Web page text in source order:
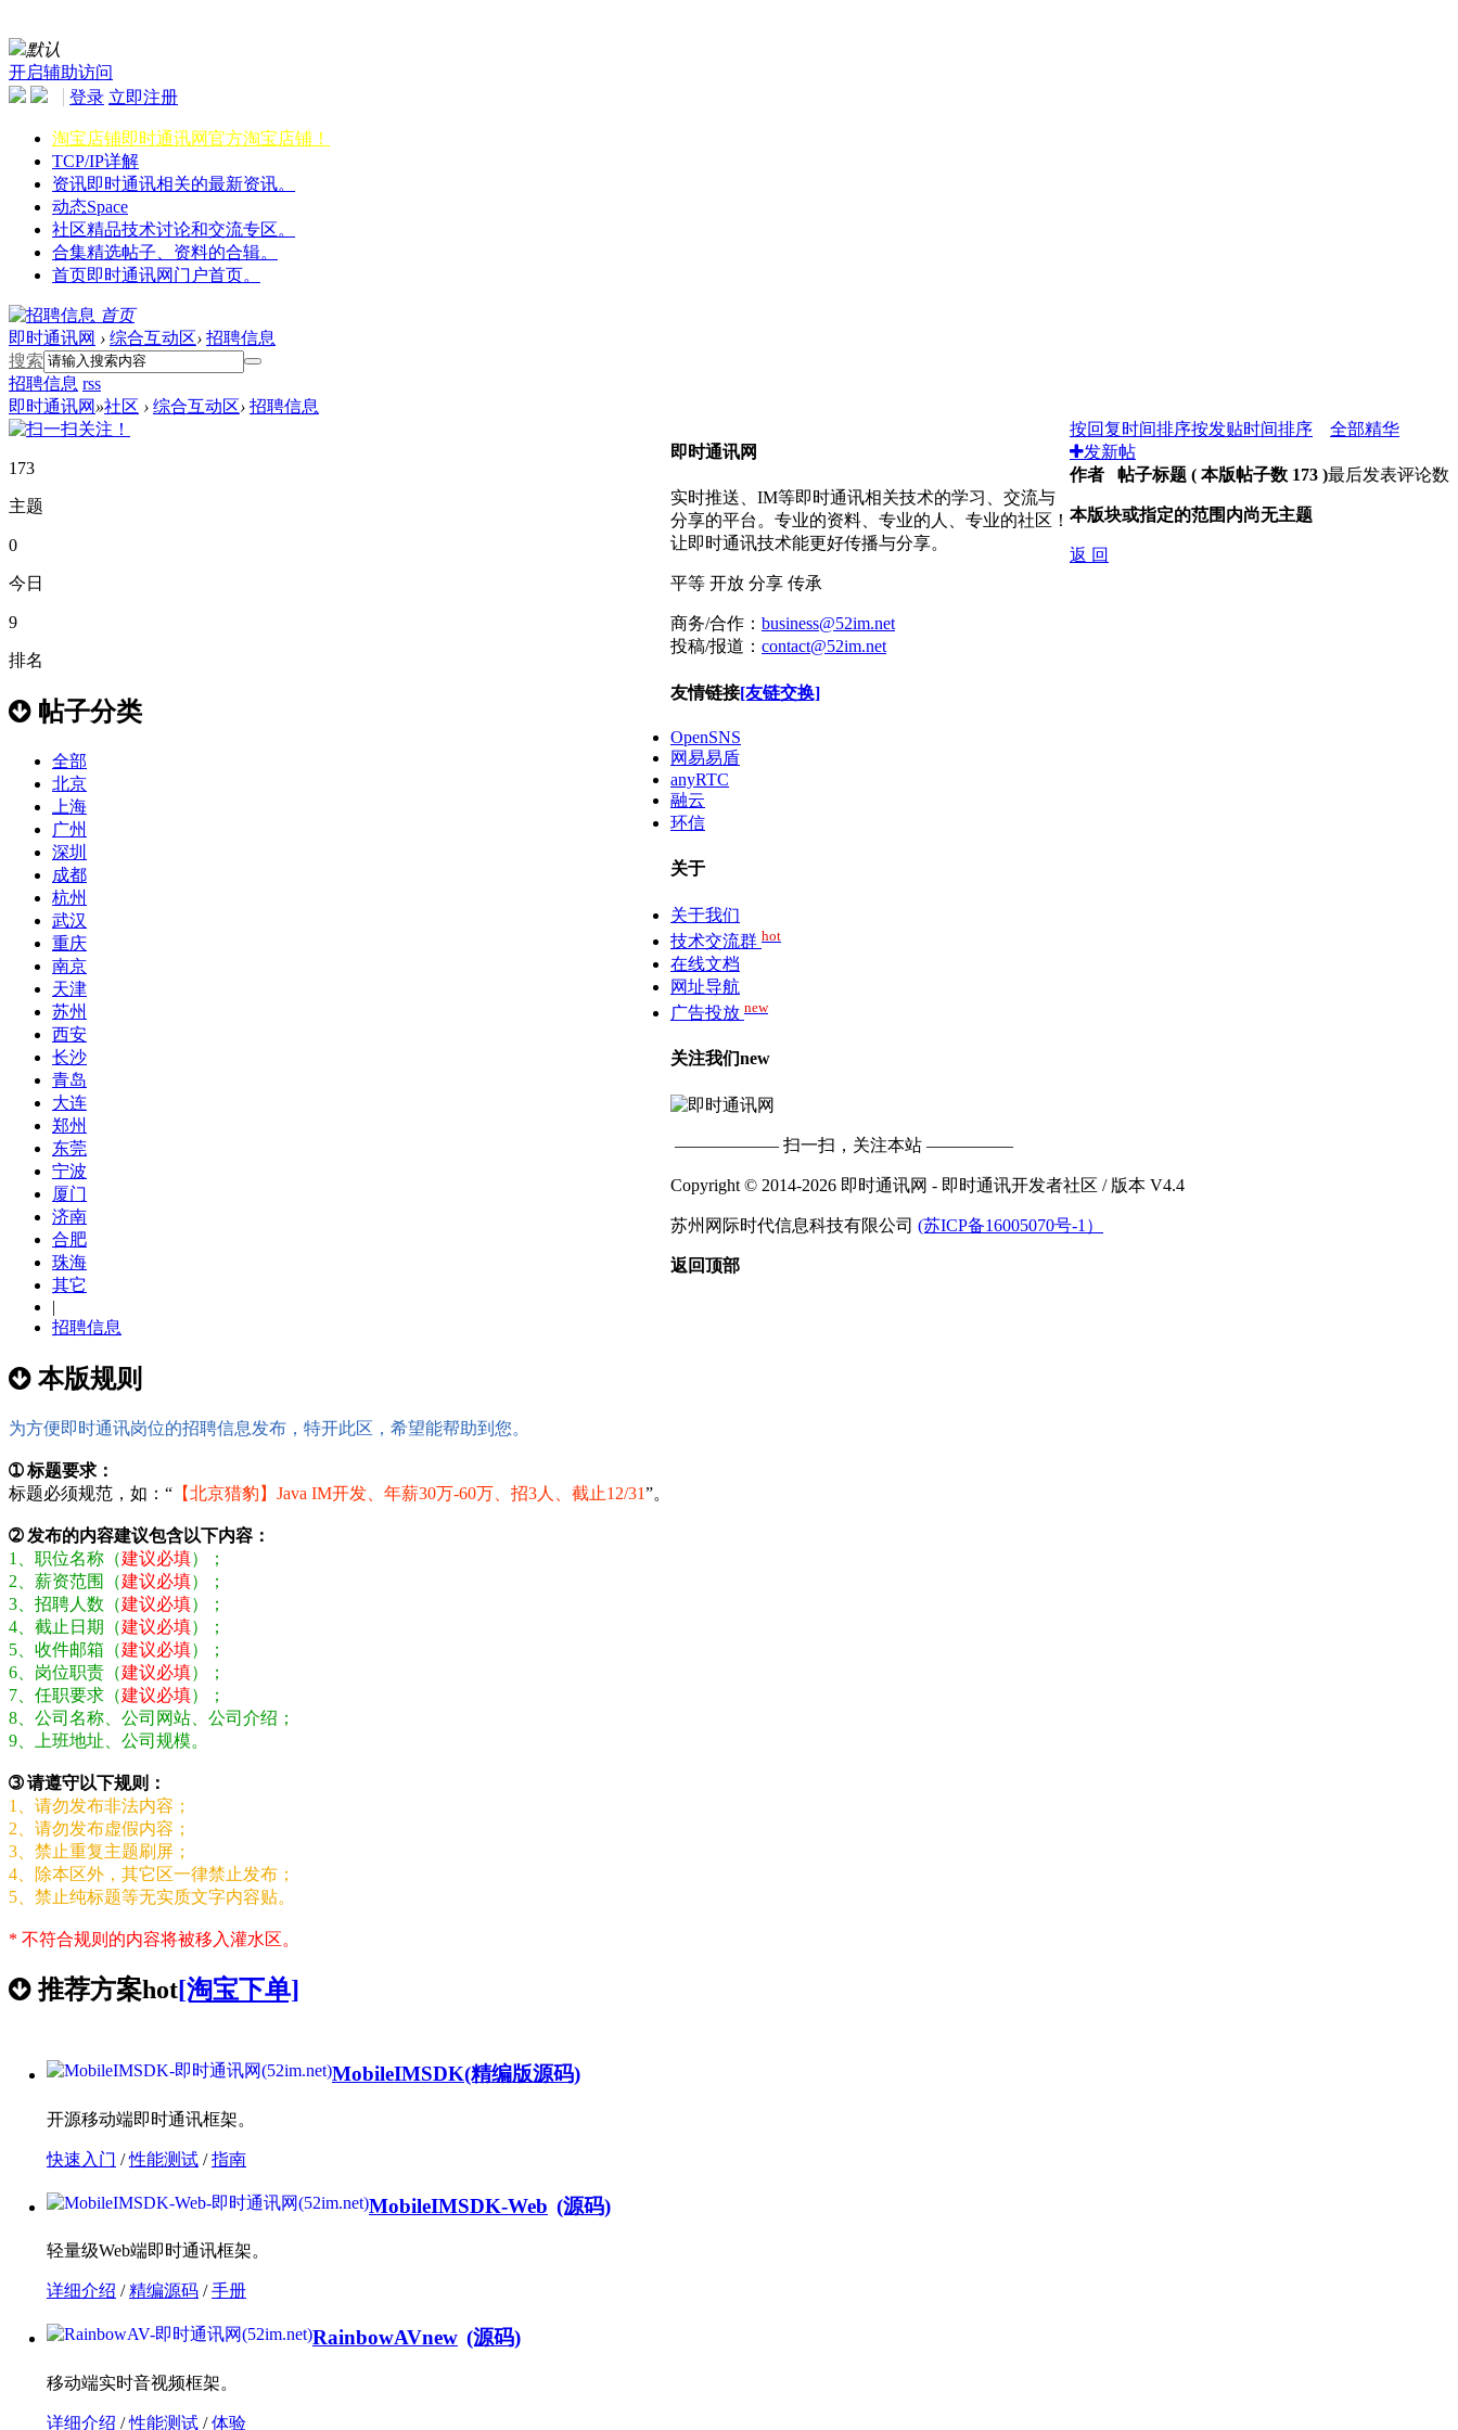
默认
开启辅助访问
登录 立即注册
淘宝店铺即时通讯网官方淘宝店铺！
TCP/IP详解
资讯即时通讯相关的最新资讯。
动态Space
社区精品技术讨论和交流专区。
合集精选帖子、资料的合辑。
首页即时通讯网门户首页。
首页
即时通讯网 › 综合互动区› 招聘信息
搜索
招聘信息 rss
即时通讯网 »社区 › 综合互动区› 招聘信息
按回复时间排序按发贴时间排序 全部精华
发新帖
作者 帖子标题 ( 本版帖子数 173 )最后发表评论数
本版块或指定的范围内尚无主题
返 回
173
主题
0
今日
9
排名
帖子分类
全部
北京
上海
广州
深圳
成都
杭州
武汉
重庆
南京
天津
苏州
西安
长沙
青岛
大连
郑州
东莞
宁波
厦门
济南
合肥
珠海
其它
|
招聘信息
本版规则
为方便即时通讯岗位的招聘信息发布，特开此区，希望能帮助到您。
➀ 标题要求：
标题必须规范，如：“ 【北京猎豹】Java IM开发、年薪30万-60万、招3人、截止12/31”。
➁ 发布的内容建议包含以下内容：
1、职位名称（建议必填）；
2、薪资范围（建议必填）；
3、招聘人数（建议必填）；
4、截止日期（建议必填）；
5、收件邮箱（建议必填）；
6、岗位职责（建议必填）；
7、任职要求（建议必填）；
8、公司名称、公司网站、公司介绍；
9、上班地址、公司规模。
➂ 请遵守以下规则：
1、请勿发布非法内容；
2、请勿发布虚假内容；
3、禁止重复主题刷屏；
4、除本区外，其它区一律禁止发布；
5、禁止纯标题等无实质文字内容贴。
* 不符合规则的内容将被移入灌水区。
推荐方案hot[淘宝下单]
MobileIMSDK(精编版源码)
开源移动端即时通讯框架。
快速入门 / 性能测试 / 指南
MobileIMSDK-Web (源码)
轻量级Web端即时通讯框架。
详细介绍 / 精编源码 / 手册
RainbowAVnew (源码)
移动端实时音视频框架。
详细介绍 / 性能测试 / 体验
即时通讯网
实时推送、IM等即时通讯相关技术的学习、交流与
分享的平台。专业的资料、专业的人、专业的社区！
让即时通讯技术能更好传播与分享。
平等 开放 分享 传承
商务/合作： business@52im.net
投稿/报道： contact@52im.net
友情链接[友链交换]
OpenSNS
网易易盾
anyRTC
融云
环信
关于
关于我们
技术交流群 hot
在线文档
网址导航
广告投放 new
关注我们new
—————— 扫一扫，关注本站 —————
Copyright © 2014-2026 即时通讯网 - 即时通讯开发者社区 / 版本 V4.4
苏州网际时代信息科技有限公司 (苏ICP备16005070号-1）
返回顶部